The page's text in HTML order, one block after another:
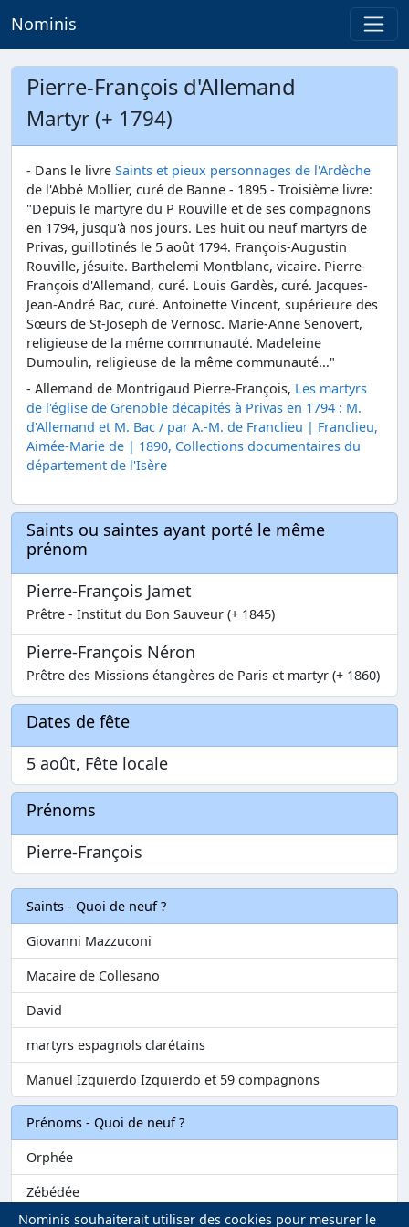
Nominis
Pierre-François d'Allemand
Martyr (+ 1794)
- Dans le livre Saints et pieux personnages de l'Ardèche
de l'Abbé Mollier, curé de Banne - 1895 - Troisième livre:
"Depuis le martyre du P Rouville et de ses compagnons
en 1794, jusqu'à nos jours. Les huit ou neuf martyrs de
Privas, guillotinés le 5 août 1794. François-Augustin
Rouville, jésuite. Barthelemi Montblanc, vicaire. Pierre-
François d'Allemand, curé. Louis Gardès, curé. Jacques-
Jean-André Bac, curé. Antoinette Vincent, supérieure des
Sœurs de St-Joseph de Vernosc. Marie-Anne Senovert,
religieuse de la même communauté. Madeleine
Dumoulin, religieuse de la même communauté..."
- Allemand de Montrigaud Pierre-François, Les martyrs
de l'église de Grenoble décapités à Privas en 1794 : M.
d'Allemand et M. Bac / par A.-M. de Franclieu | Franclieu,
Aimée-Marie de | 1890, Collections documentaires du
département de l'Isère
Saints ou saintes ayant porté le même
prénom
Pierre-François Jamet
Prêtre - Institut du Bon Sauveur (+ 1845)
Pierre-François Néron
Prêtre des Missions étangères de Paris et martyr (+ 1860)
Dates de fête
5 août, Fête locale
Prénoms
Pierre-François
Saints - Quoi de neuf ?
Giovanni Mazzuconi
Macaire de Collesano
David
martyrs espagnols clarétains
Manuel Izquierdo Izquierdo et 59 compagnons
Prénoms - Quoi de neuf ?
Orphée
Zébédée
Nominis souhaiterait utiliser des cookies pour mesurer le